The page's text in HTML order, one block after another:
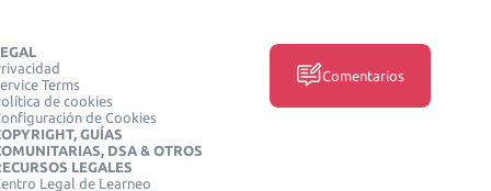
Terms
de cookies
de Cookies
GUÍAS
DSA & OTROS
LEGALES
Legal de Learneo
Comentarios